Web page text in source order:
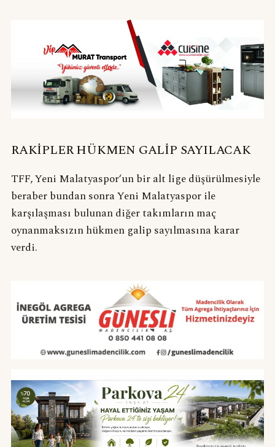
RAKİPLER HÜKMEN GALİP SAYILACAK
TFF, Yeni Malatyaspor‘un bir alt lige düşürülmesiyle
beraber bundan sonra Yeni Malatyaspor ile
karşılaşması bulunan diğer takımların maç
oynanmaksızın hükmen galip sayılmasına karar
verdi.